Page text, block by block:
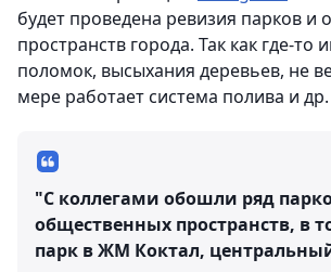
будет проведена ревизия парков и
пространств города. Так как где-то
поломок, высыхания деревьев, не
мере работает система полива и др.
"С коллегами обошли ряд
общественных пространств, в
парк в ЖМ Коктал,